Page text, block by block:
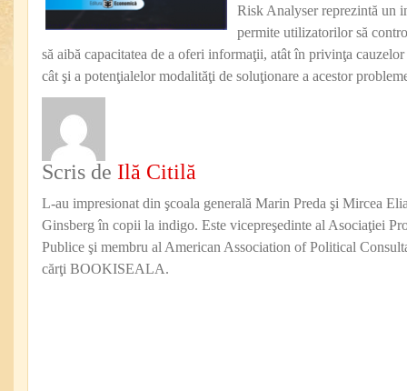
Risk Analyser reprezintă un
permite utilizatorilor să
să aibă capacitatea de a oferi informaţii, atât în privinţa
cât şi a potenţialelor modalităţi de soluţionare a acestor
Scris de Ilă Citilă
L-au impresionat din şcoala generală Marin Preda şi Mircea
Ginsberg în copii la indigo. Este vicepreşedinte al Asociaţiei
Publice şi membru al American Association of Political
cărţi BOOKISEALA.